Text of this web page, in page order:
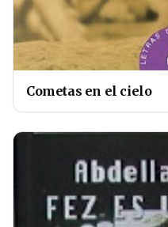
Cometas en el cielo